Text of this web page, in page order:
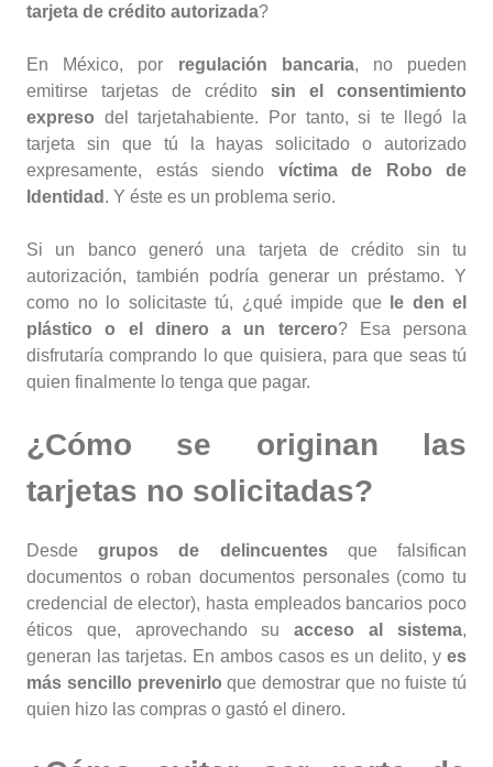
tarjeta de crédito autorizada?
En México, por regulación bancaria, no pueden
emitirse tarjetas de crédito sin el consentimiento
expreso del tarjetahabiente. Por tanto, si te llegó la
tarjeta sin que tú la hayas solicitado o autorizado
expresamente, estás siendo víctima de Robo de
Identidad . Y éste es un problema serio.
Si un banco generó una tarjeta de crédito sin tu
autorización, también podría generar un préstamo. Y
como no lo solicitaste tú, ¿qué impide que
le den el
plástico o el dinero a un tercero? Esa persona
disfrutaría comprando lo que quisiera, para que seas tú
quien finalmente lo tenga que pagar.
¿Cómo se originan las
tarjetas no solicitadas?
Desdegrupos de delincuentesque falsifican
documentos o roban documentos personales (como tu
credencial de elector), hasta empleados bancarios poco
éticos que, aprovechando suacceso al sistema,
generan las tarjetas. En ambos casos es un delito, y es
más sencillo prevenirlo que demostrar que no fuiste tú
quien hizo las compras o gastó el dinero.